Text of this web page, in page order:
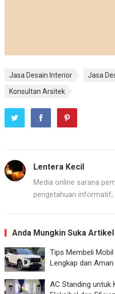
Jasa Desain Interior
Jasa
Konsultan Arsitek
Lentera Kecil
Media online sarana
pengetahuan
Anda Mungkin Suka Artikel
Tips Membeli
Lengkap dan Aman
AC Standing untuk